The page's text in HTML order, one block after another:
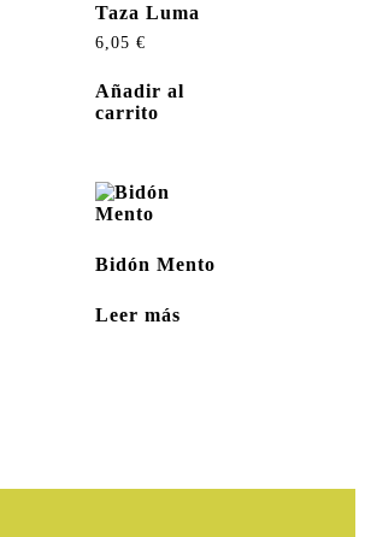
Taza Luma
6,05 €
Añadir al
carrito
Bidón Mento
Leer más